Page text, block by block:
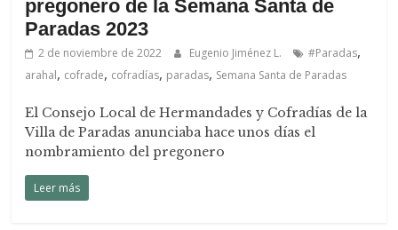
pregonero de la Semana Santa de
Paradas 2023
2 de noviembre de 2022 Eugenio Jiménez L. #Paradas,
arahal, cofrade, cofradías, paradas, Semana Santa de Paradas
El Consejo Local de Hermandades y Cofradías de la
Villa de Paradas anunciaba hace unos días el
nombramiento del pregonero
Leer más